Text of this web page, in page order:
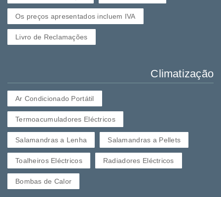
Os preços apresentados incluem IVA
Livro de Reclamações
Climatização
Ar Condicionado Portátil
Termoacumuladores Eléctricos
Salamandras a Lenha Salamandras a Pellets
Toalheiros Eléctricos Radiadores Eléctricos
Bombas de Calor